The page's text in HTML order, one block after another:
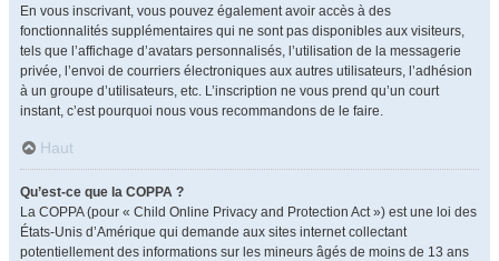
En vous inscrivant, vous pouvez également avoir accès à des
fonctionnalités supplémentaires qui ne sont pas disponibles aux visiteurs,
tels que l’affichage d’avatars personnalisés, l’utilisation de la messagerie
privée, l’envoi de courriers électroniques aux autres utilisateurs, l’adhésion
à un groupe d’utilisateurs, etc. L’inscription ne vous prend qu’un court
instant, c’est pourquoi nous vous recommandons de le faire.
Haut
Qu’est-ce que la COPPA ?
La COPPA (pour « Child Online Privacy and Protection Act ») est une loi des
États-Unis d’Amérique qui demande aux sites internet collectant
potentiellement des informations sur les mineurs âgés de moins de 13 ans